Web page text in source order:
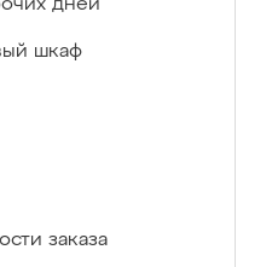
дней
шкаф
заказа